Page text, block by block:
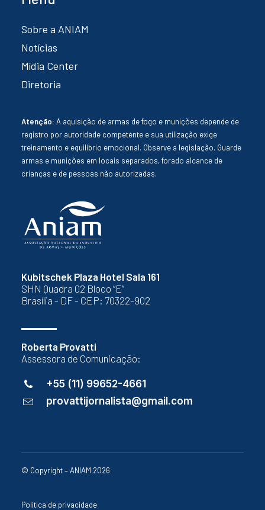
Kubitschek Plaza Hotel Sala 161
SHN Quadra 02 Bloco “E”
Brasília - DF - CEP: 70322-902
Roberta Provatti
Assessora de Comunicação:
+55 (11) 99652-4661
provattijornalista@gmail.com
Sobre a ANIAM
Notícias
Mídia Center
Diretoria
Atenção: A aquisição de armas de fogo e munições depende de
registro por autoridade competente e sua utilização exige
treinamento e equilíbrio emocional. Observe a legislação. Guarde
armas e munições em locais separados, forado alcance de
crianças e de pessoas não autorizadas.
© Copyright – ANIAM 2026
Política de privacidade